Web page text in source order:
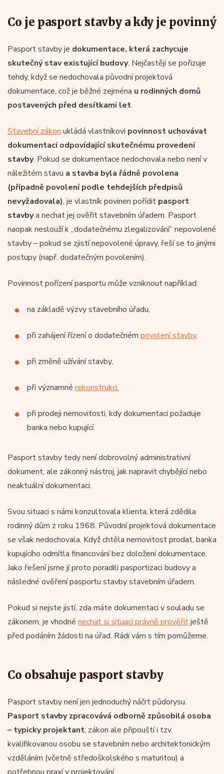
Co je pasport stavby a kdy je povinný
Pasport stavby je dokumentace, která zachycuje
skutečný stav existující budovy. Nejčastěji se pořizuje
tehdy, když se nedochovala původní projektová
dokumentace, což je běžné zejména u rodinných domů
postavených před desítkami let.
Stavební zákon ukládá vlastníkovi povinnost uchovávat
dokumentaci odpovídající skutečnému provedení
stavby. Pokud se dokumentace nedochovala nebo není v
náležitém stavu a stavba byla řádně povolena
(případně povolení podle tehdejších předpisů
nevyžadovala), je vlastník povinen pořídit pasport
stavbya nechat jej ověřit stavebním úřadem. Pasport
naopak neslouží k „dodatečnému zlegalizování“ nepovolené
stavby – pokud se zjistí nepovolené úpravy, řeší se to jinými
postupy (např. dodatečným povolením).
Povinnost pořízení pasportu může vzniknout například:
na základě výzvy stavebního úřadu,
při zahájení řízení o dodatečném povolení stavby,
při změně užívání stavby,
při významné rekonstrukci,
při prodeji nemovitosti, kdy dokumentaci požaduje
banka nebo kupující.
Pasport stavby tedy není dobrovolný administrativní
dokument, ale zákonný nástroj, jak napravit chybějící nebo
neaktuální dokumentaci.
Svou situaci s námi konzultovala klienta, která zdědila
rodinný dům z roku 1968. Původní projektová dokumentace
se však nedochovala. Když chtěla nemovitost prodat, banka
kupujícího odmítla financování bez doložení dokumentace.
Jako řešení jsme jí proto poradili pasportizaci budovy a
následné ověření pasportu stavby stavebním úřadem.
Pokud si nejste jistí, zda máte dokumentaci v souladu se
zákonem, je vhodné nechat si situaci právně prověřitještě
před podáním žádosti na úřad. Rádi vám s tím pomůžeme.
Co obsahuje pasport stavby
Pasport stavby není jen jednoduchý náčrt půdorysu.
Pasport stavby zpracovává odborně způsobilá osoba
– typicky projektant; zákon ale připouští i tzv.
kvalifikovanou osobu se stavebním nebo architektonickým
vzděláním (včetně středoškolského s maturitou) a
potřebnou praxí v projektování.